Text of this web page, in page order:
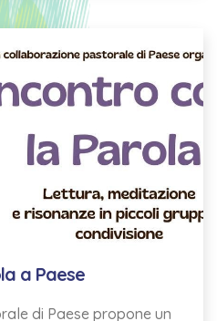
a Paese
di Paese propone un